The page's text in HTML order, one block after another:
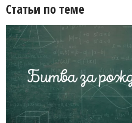
Статьи по теме